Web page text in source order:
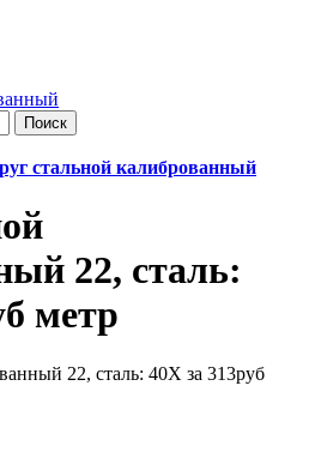
стальной калиброванный
22, сталь:
метр